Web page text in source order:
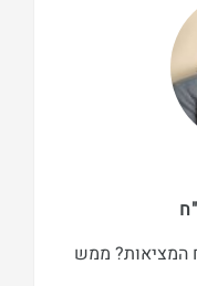
המציאות? ממש